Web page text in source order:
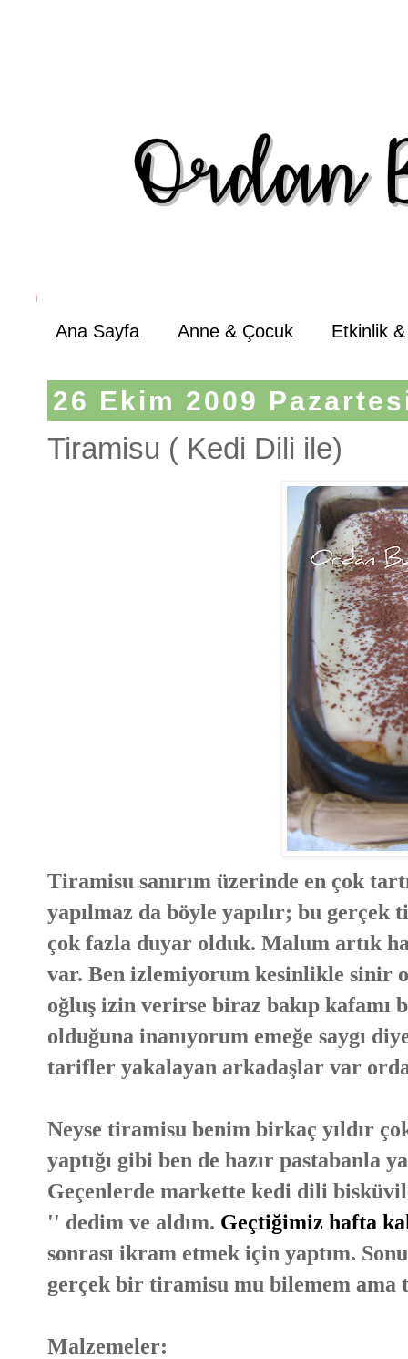
Ana Sayfa Anne & Çocuk Etkinlik
26 Ekim 2009
Tiramisu ( Kedi Dili ile)
Tiramisu sanırım üzerinde en çok
yapılmaz da böyle yapılır; bu
çok fazla duyar olduk. Malum artık
var. Ben izlemiyorum kesinlikle sinir
oğluş izin verirse biraz bakıp
olduğuna inanıyorum emeğe saygı
tarifler yakalayan arkadaşlar var
Neyse tiramisu benim birkaç yıldır
yaptığı gibi ben de hazır pastabanla
Geçenlerde markette kedi dili
'' dedim ve aldım. Geçtiğimiz hafta
sonrası ikram etmek için yaptım.
gerçek bir tiramisu mu bilemem ama
Malzemeler: